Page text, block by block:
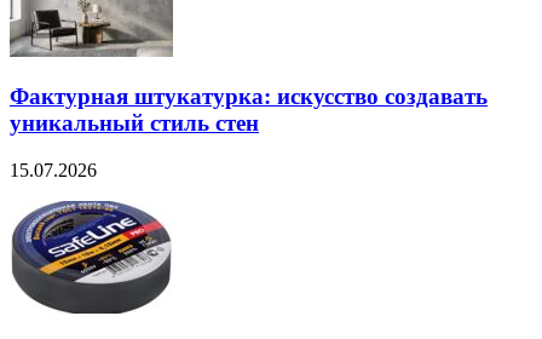
Фактурная штукатурка: искусство создавать
уникальный стиль стен
15.07.2026